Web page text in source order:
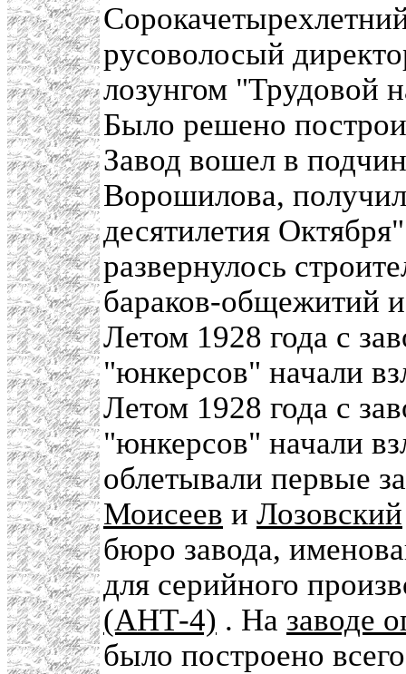
русоволосый
лозунгом "Трудовой
Было решено
Завод вошел в
Ворошилова,
десятилетия
развернулось
бараков-общежитий
Летом 1928 года с
"юнкерсов" начали
Летом 1928 года с
"юнкерсов" начали
облетывали первые
Моисеев и Лозовский
бюро завода,
для серийного
(АНТ-4) . На заводе
было построено